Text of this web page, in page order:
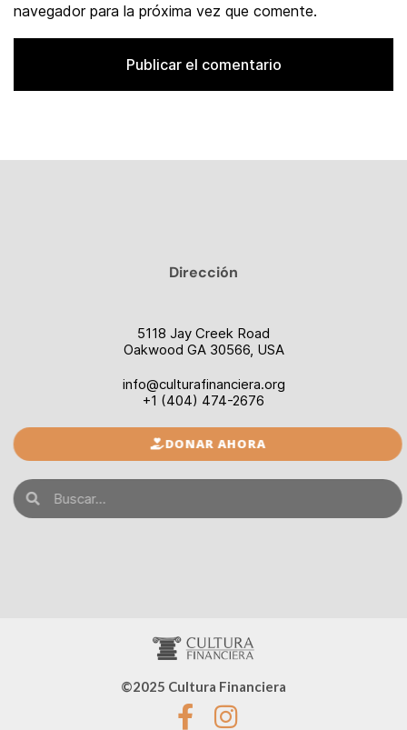
navegador para la próxima vez que comente.
Dirección
5118 Jay Creek Road
Oakwood GA 30566, USA
info@culturafinanciera.org
+1 (404) 474-2676
DONAR AHORA
©2025 Cultura Financiera